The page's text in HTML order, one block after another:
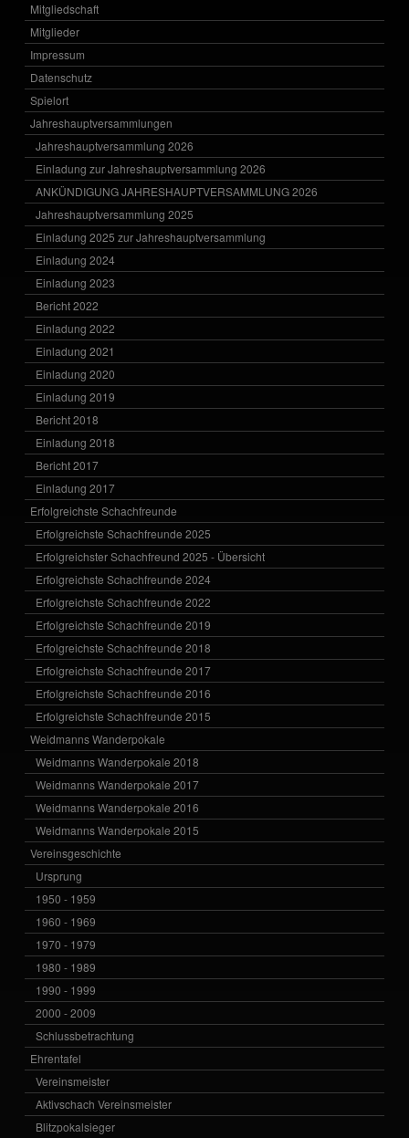
Mitgliedschaft
Mitglieder
Impressum
Datenschutz
Spielort
Jahreshauptversammlungen
Jahreshauptversammlung 2026
Einladung zur Jahreshauptversammlung 2026
ANKÜNDIGUNG JAHRESHAUPTVERSAMMLUNG 2026
Jahreshauptversammlung 2025
Einladung 2025 zur Jahreshauptversammlung
Einladung 2024
Einladung 2023
Bericht 2022
Einladung 2022
Einladung 2021
Einladung 2020
Einladung 2019
Bericht 2018
Einladung 2018
Bericht 2017
Einladung 2017
Erfolgreichste Schachfreunde
Erfolgreichste Schachfreunde 2025
Erfolgreichster Schachfreund 2025 - Übersicht
Erfolgreichste Schachfreunde 2024
Erfolgreichste Schachfreunde 2022
Erfolgreichste Schachfreunde 2019
Erfolgreichste Schachfreunde 2018
Erfolgreichste Schachfreunde 2017
Erfolgreichste Schachfreunde 2016
Erfolgreichste Schachfreunde 2015
Weidmanns Wanderpokale
Weidmanns Wanderpokale 2018
Weidmanns Wanderpokale 2017
Weidmanns Wanderpokale 2016
Weidmanns Wanderpokale 2015
Vereinsgeschichte
Ursprung
1950 - 1959
1960 - 1969
1970 - 1979
1980 - 1989
1990 - 1999
2000 - 2009
Schlussbetrachtung
Ehrentafel
Vereinsmeister
Aktivschach Vereinsmeister
Blitzpokalsieger